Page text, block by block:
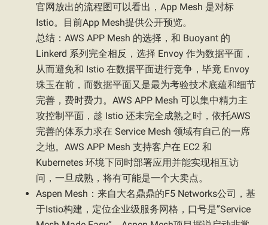
官网放出的流程图可以看出，App Mesh 是对标
Istio。目前App Mesh提供公开预览。
总结：AWS APP Mesh 的选择，和 Buoyant 的
Linkerd 系列完全相反，选择 Envoy 作为数据平面，
从而避免和 Istio 在数据平面进行竞争，毕竟 Envoy
珠玉在前，而数据平面又是最为考验技术底蕴和细节
完善，费时费力。AWS APP Mesh 可以集中精力主
攻控制平面，趁 Istio 还未完全成熟之时，依托AWS
完善的体系力求在 Service Mesh 领域有自己的一席
之地。AWS APP Mesh 支持客户在 EC2 和
Kubernetes 环境下同时部署应用并能实现相互访
问，一旦成熟，将有可能是一个大卖点。
Aspen Mesh：来自大名鼎鼎的F5 Networks公司，基
于Istio构建，定位企业级服务网格，口号是”Service